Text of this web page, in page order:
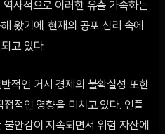
사적으로 이러한 유출 가속화는
왔기에, 현재의 공포 심리 속에
고 있다.
적인 거시 경제의 불확실성 또한
적인 영향을 미치고 있다. 인플
안감이 지속되면서 위험 자산에